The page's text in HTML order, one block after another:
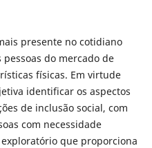
presente no cotidiano
do mercado de
físicas. Em virtude
identificar os aspectos
de inclusão social, com
com necessidade
que proporciona